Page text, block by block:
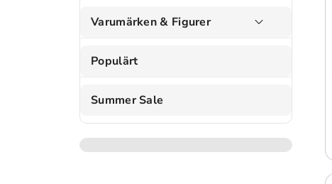
Varumärken & Figurer
Populärt
Summer Sale